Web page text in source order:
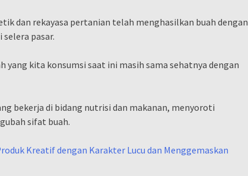
dan rekayasa pertanian telah menghasilkan buah dengan
pasar.
yang kita konsumsi saat ini masih sama sehatnya dengan
bekerja di bidang nutrisi dan makanan, menyoroti
sifat buah.
Kreatif dengan Karakter Lucu dan Menggemaskan